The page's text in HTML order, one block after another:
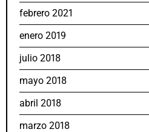
febrero 2021
enero 2019
julio 2018
mayo 2018
abril 2018
marzo 2018